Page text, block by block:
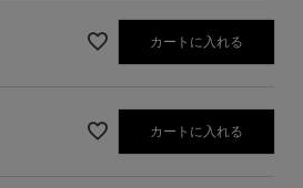
カートに入れる
カートに入れる